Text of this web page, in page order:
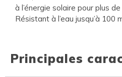
à l’énergie solaire pour plus
Résistant à l’eau jusqu’à 100
Principales